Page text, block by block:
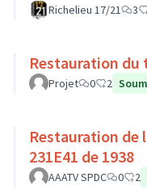
Richelieu 17/21 3
Restauration du
Projet 0 2
Restauration de
231E41 de 1938
AAATV SPDC 0 2